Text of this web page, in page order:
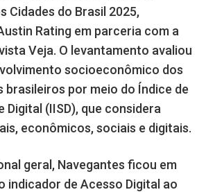
Cidades do Brasil 2025,
Rating em parceria com a
Veja. O levantamento avaliou
socioeconômico dos
brasileiros por meio do Índice de
Digital (IISD), que considera
econômicos, sociais e digitais.
geral, Navegantes ficou em
indicador de Acesso Digital ao